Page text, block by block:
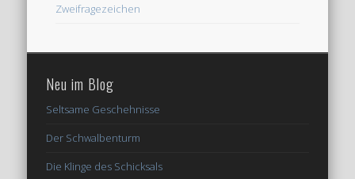
Zweifragezeichen
Neu im Blog
Seltsame Geschehnisse
Der Schwalbenturm
Die Klinge des Schicksals